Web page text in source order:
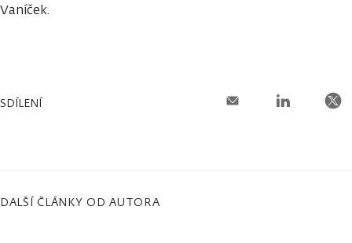
Vaníček.
SDÍLENÍ
DALŠÍ ČLÁNKY OD AUTORA